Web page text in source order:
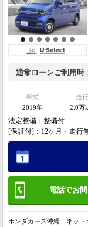
通常ローンご利用時
年式
2019年
走行
2.0万
法定整備：整備付
[保証付]：12ヶ月・走行
電話でお
ホンダカーズ沖縄 ネット